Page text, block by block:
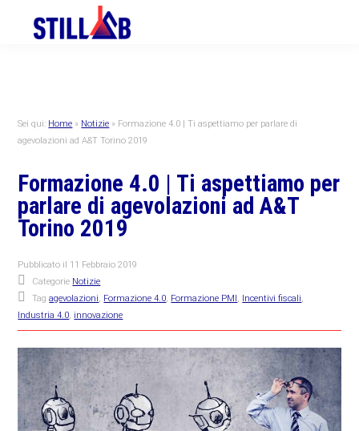
primary
primary
Sei qui: Home » Notizie » Formazione 4.0 | Ti aspettiamo per parlare di
agevolazioni ad A&T Torino 2019
Formazione 4.0 | Ti aspettiamo per
parlare di agevolazioni ad A&T
Torino 2019
Pubblicato il 11 Febbraio 2019
Categorie Notizie
Tagagevolazioni, Formazione 4.0, Formazione PMI , Incentivi fiscali,
Industria 4.0, innovazione